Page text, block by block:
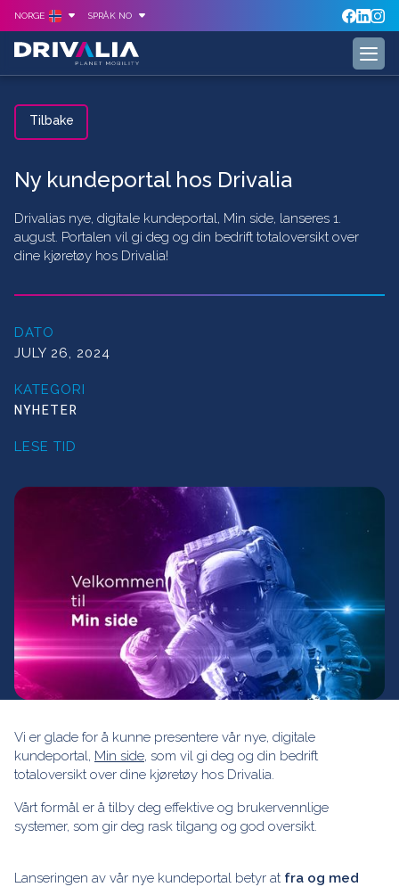
NORGE SPRÅK NO
Tilbake
Ny kundeportal hos Drivalia
Drivalias nye, digitale kundeportal, Min side, lanseres 1.
august. Portalen vil gi deg og din bedrift totaloversikt over
dine kjøretøy hos Drivalia!
DATO
JULY 26, 2024
KATEGORI
NYHETER
LESE TID
Vi er glade for å kunne presentere vår nye, digitale
kundeportal, Min side, som vil gi deg og din bedrift
totaloversikt over dine kjøretøy hos Drivalia.
Vårt formål er å tilby deg effektive og brukervennlige
systemer, som gir deg rask tilgang og god oversikt.
Lanseringen av vår nye kundeportal betyr at fra og med